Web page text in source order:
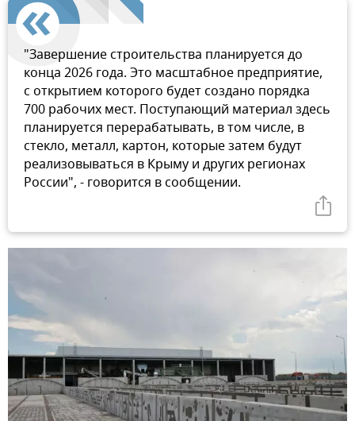
"Завершение строительства планируется до
конца 2026 года. Это масштабное предприятие,
с открытием которого будет создано порядка
700 рабочих мест. Поступающий материал здесь
планируется перерабатывать, в том числе, в
стекло, металл, картон, которые затем будут
реализовываться в Крыму и других регионах
России", - говорится в сообщении.